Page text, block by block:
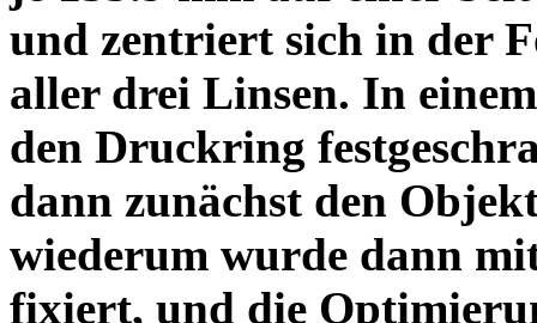
und zentriert sich in der
aller drei Linsen. In
den Druckring
dann zunächst den
wiederum wurde dann
fixiert, und die